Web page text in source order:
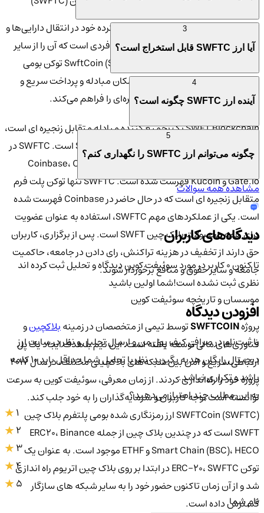
سوئیفت کوینبا توجه به کاربردهای گسترده خود در انتقال دارایی‌ها و
تبادلات مالی، دارای ویژگی‌های منحصربه‌فردی است که آن را از سایر
ارزهای دیجیتال متمایز می‌کند. SwftCoin (SWFTC) توکن بومی
پلتفرم بلاک چین SWFT است که امکان مبادله و پرداخت سریع و
کم‌هزینه ارزهای دیجیتال بین زنجیره‌ای را فراهم می‌کند.
SWFT Blockchain یک تجمیع کننده مبادله متقابل زنجیره ای است،
در حالی که SWFTC نشانه اصلی بلاک چین SWFT است. SWFTC در
چندین صرافی معروف مانند Coinbase، OKX، Huobi Global،
Gate.io و Kucoin فهرست شده است. SWFTC تنها توکن پلت فرم
متقابل زنجیره ای است که در حال حاضر در Coinbase فهرست شده
است. یکی از عملکردهای مهم SWFTC، استفاده به عنوان عضویت
برای همه محصولات بلاک چین SWFT است. پس از برگزاری، کاربران
حق دارند از تخفیف در هزینه تراکنش، رای دادن در جامعه، حاکمیت
جامعه و سایر حقوق و منافع برخوردار شوند.
موسسان و تاریخچه سوئیفت کوین
پروژهSWFTCOINتوسط تیمی از متخصصان در زمینهبلاکچینو
فناوری‌های مالی توسعه یافته است. این تیم با هدف ایجاد یک پل
ارتباطی سریع و امن بین شبکه‌های بلاکچینی مختلف، در سال ۲۰۱۷
پروژه خود را راه‌اندازی کردند. از زمان معرفی، سوئیفت کوین به سرعت
توانسته است توجه کاربران و سرمایه‌گذاران را به خود جلب کند.
SWFTCoin (SWFTC) ارز رمزنگاری شده بومی پلتفرم بلاک چین
SWFT است که در چندین بلاک چین از جمله ERC20، Binance
Smart Chain (BSC)، HECO و ETHF موجود است. به عنوان یک
توکن ERC-20، SWFTC در ابتدا بر روی بلاک چین اتریوم راه اندازی
شد و از آن زمان تاکنون حضور خود را به سایر شبکه های سازگار
گسترش داده است.
آیا ارز SWFTC قابل استخراج است؟
آینده ارز SWFTC چگونه است؟
چگونه می‌توانم ارز SWFTC را نگهداری کنم؟
مشاهده همه سوالات
دیدگاه‌های کاربران
تا کنون 0 کاربر در مورد سوئیفت کویندیدگاه و تحلیل ثبت کرده اند
نظری ثبت نشده است!شما اولین باشید
افزودن دیدگاه
با ثبت‌نام در صرافی کیف پول من و ارسال تحلیل و نظر در سایت ارز
دیجیتال رایگان هدیه بگیرید. نظر یا تحلیل شما حداقل باید ۱۰ کلمه
باشد و تکراری نباشد.
به این مطلب چند امتیاز می‌دهید؟
3
4
5
نام شما